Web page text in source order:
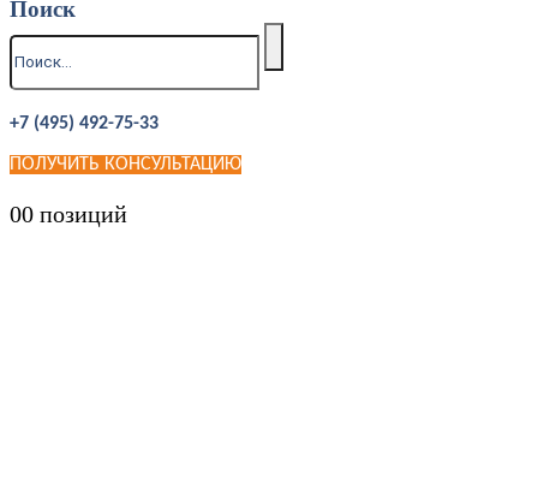
Поиск
+7 (495) 492-75-33
ПОЛУЧИТЬ КОНСУЛЬТАЦИЮ
00 позиций